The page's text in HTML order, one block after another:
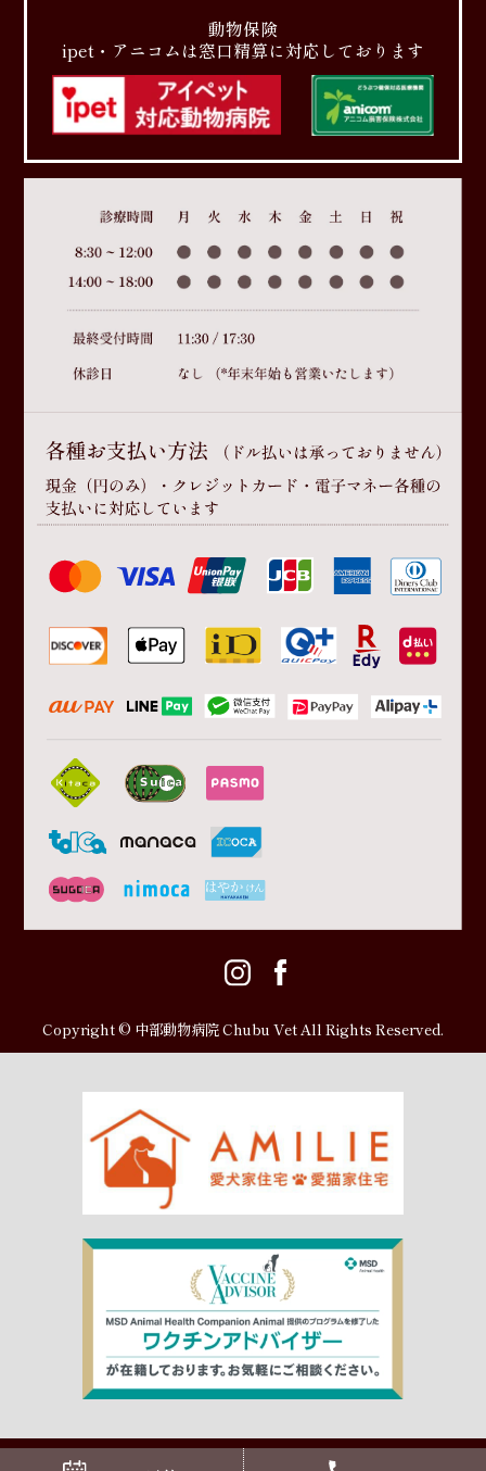
動物保険
ipet・アニコムは窓口精算に対応しております
Copyright © 中部動物病院 Chubu Vet All Rights Reserved.